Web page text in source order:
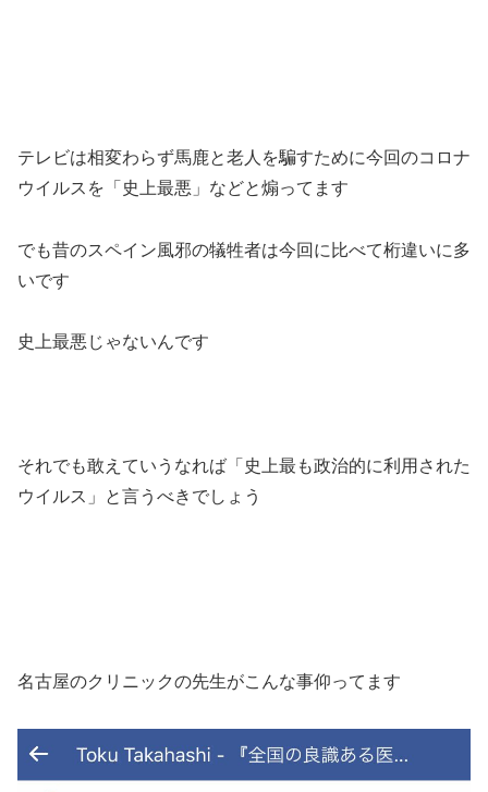
テレビは相変わらず馬鹿と老人を騙すために今回のコロナ
ウイルスを「史上最悪」などと煽ってます
でも昔のスペイン風邪の犠牲者は今回に比べて桁違いに多
いです
史上最悪じゃないんです
それでも敢えていうなれば「史上最も政治的に利用された
ウイルス」と言うべきでしょう
名古屋のクリニックの先生がこんな事仰ってます